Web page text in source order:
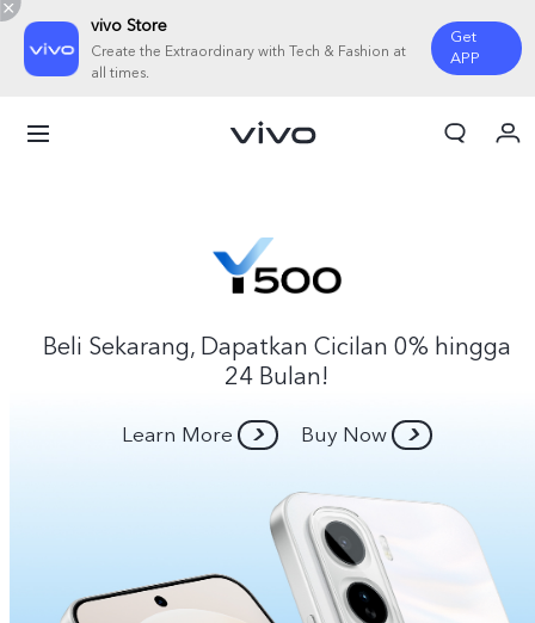
vivo Store
Create the Extraordinary with Tech & Fashion at
all times.
Get
APP
Beli Sekarang, Dapatkan Cicilan 0% hingga
24 Bulan!
Learn More Buy Now